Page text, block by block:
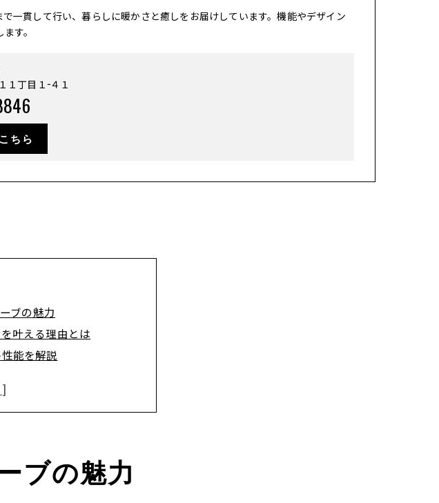
一貫して行い、暮らしに暖かさと癒しをお届けしています。機能やデザイン
す。
丁目１−４１
ちら
ブの魅力
叶える理由とは
能を解説
トーブの強み
内が暖かく快適に
ストーブの実例紹介
ブの魅力